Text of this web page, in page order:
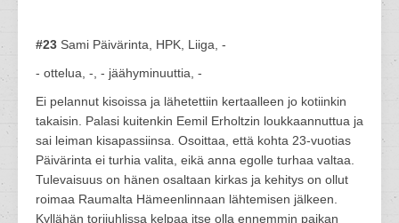
#23 Sami Päivärinta, HPK, Liiga, -
- ottelua, -, - jäähyminuuttia, -
Ei pelannut kisoissa ja lähetettiin kertaalleen jo kotiinkin
takaisin. Palasi kuitenkin Eemil Erholtzin loukkaannuttua ja
sai leiman kisapassiinsa. Osoittaa, että kohta 23-vuotias
Päivärinta ei turhia valita, eikä anna egolle turhaa valtaa.
Tulevaisuus on hänen osaltaan kirkas ja kehitys on ollut
roimaa Raumalta Hämeenlinnaan lähtemisen jälkeen.
Kyllähän torijuhlissa kelpaa itse olla ennemmin paikan